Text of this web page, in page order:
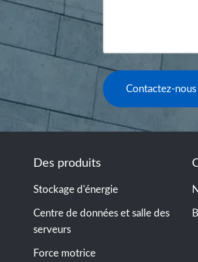
Contactez-nous
Des produits
Stockage d'énergie
Centre de données et salle des
serveurs
Force motrice